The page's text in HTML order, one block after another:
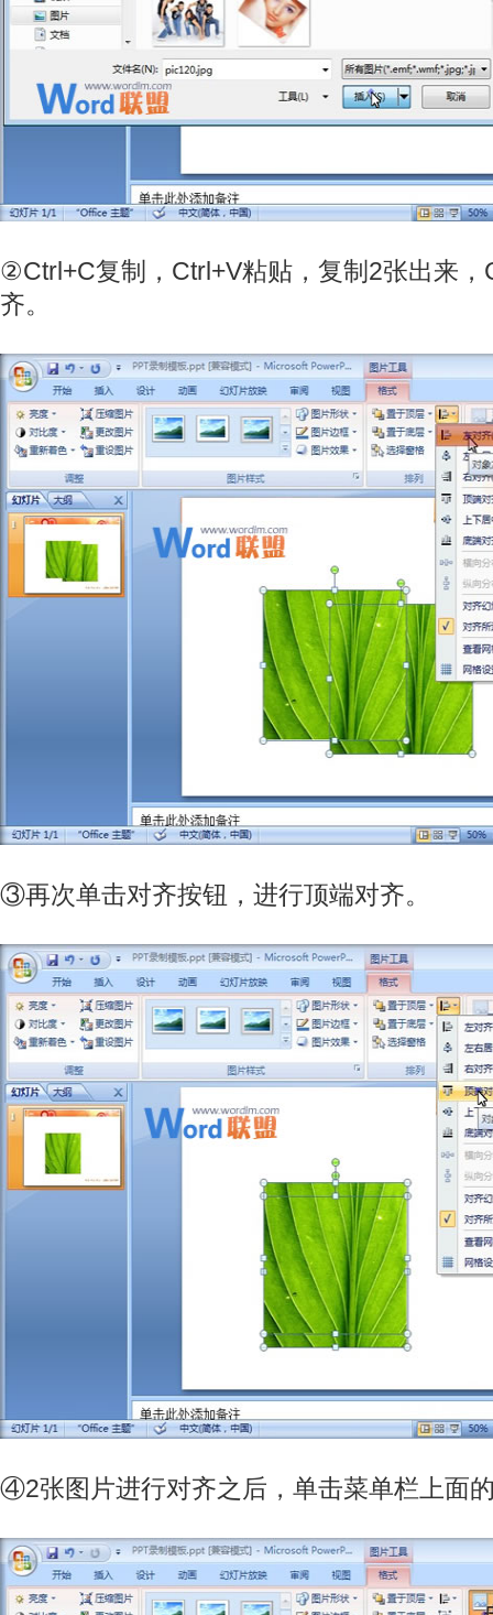
②Ctrl+C复制，Ctrl+V粘贴，复制2张出来，
齐。
③再次单击对齐按钮，进行顶端对齐。
④2张图片进行对齐之后，单击菜单栏上面